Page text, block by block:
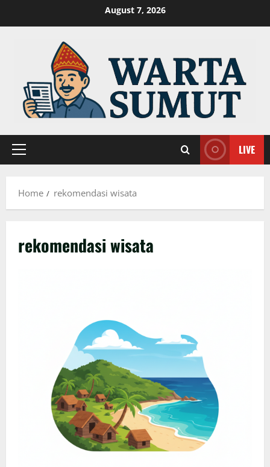
August 7, 2026
Primary
LIVE
Home rekomendasi wisata
rekomendasi wisata